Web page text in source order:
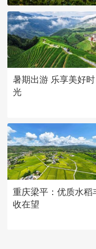
暑期出游 乐享美好时
光
重庆梁平：优质水稻
收在望